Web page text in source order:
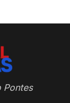
Pontes